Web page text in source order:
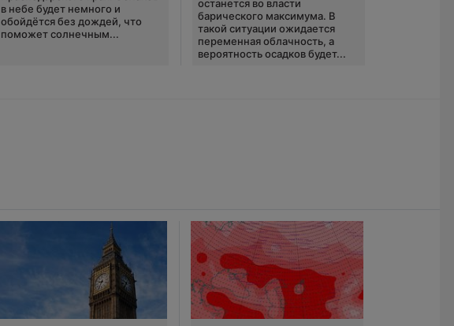
в небе будет немного и
обойдётся без дождей, что
поможет солнечным...
останется во власти
барического максимума. В
такой ситуации ожидается
переменная облачность, а
вероятность осадков будет...